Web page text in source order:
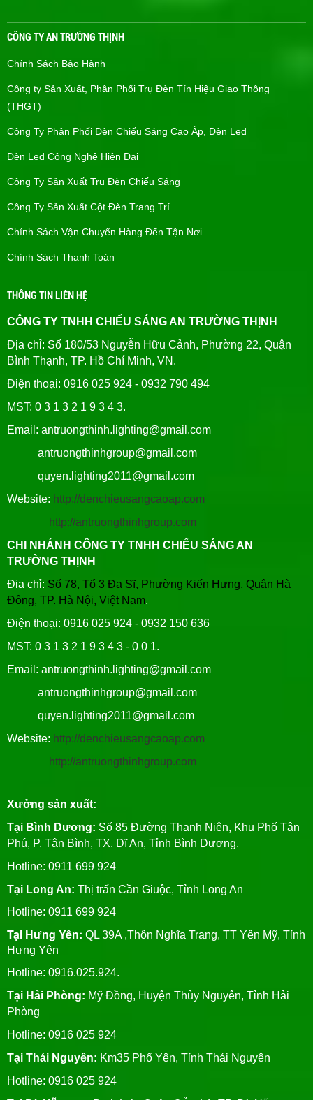
CÔNG TY AN TRƯỜNG THỊNH
Chính Sách Bảo Hành
Công ty Sản Xuất, Phân Phối Trụ Đèn Tín Hiệu Giao Thông
(THGT)
Công Ty Phân Phối Đèn Chiếu Sáng Cao Áp, Đèn Led
Đèn Led Công Nghệ Hiện Đại
Công Ty Sản Xuất Trụ Đèn Chiếu Sáng
Công Ty Sản Xuất Cột Đèn Trang Trí
Chính Sách Vận Chuyển Hàng Đến Tận Nơi
Chính Sách Thanh Toán
THÔNG TIN LIÊN HỆ
CÔNG TY TNHH CHIẾU SÁNG AN TRƯỜNG THỊNH
Địa chỉ: Số 180/53 Nguyễn Hữu Cảnh, Phường 22, Quận
Bình Thạnh, TP. Hồ Chí Minh, VN.
Điện thoại: 0916 025 924 - 0932 790 494
MST: 0 3 1 3 2 1 9 3 4 3.
Email: antruongthinh.lighting@gmail.com
antruongthinhgroup@gmail.com
quyen.lighting2011@gmail.com
Website: http://denchieusangcaoap.com
http://antruongthinhgroup.com
CHI NHÁNH CÔNG TY TNHH CHIẾU SÁNG AN
TRƯỜNG THỊNH
Địa chỉ: Số 78, Tổ 3 Đa Sĩ, Phường Kiến Hưng, Quận Hà
Đông, TP. Hà Nội, Việt Nam.
Điện thoại: 0916 025 924 - 0932 150 636
MST: 0 3 1 3 2 1 9 3 4 3 - 0 0 1.
Email: antruongthinh.lighting@gmail.com
antruongthinhgroup@gmail.com
quyen.lighting2011@gmail.com
Website: http://denchieusangcaoap.com
http://antruongthinhgroup.com
Xưởng sản xuất:
Tại Bình Dương: Số 85 Đường Thanh Niên, Khu Phố Tân
Phú, P. Tân Bình, TX. Dĩ An, Tỉnh Bình Dương.
Hotline: 0911 699 924
Tại Long An: Thị trấn Cần Giuộc, Tỉnh Long An
Hotline: 0911 699 924
Tại Hưng Yên: QL 39A ,Thôn Nghĩa Trang, TT Yên Mỹ, Tỉnh
Hưng Yên
Hotline: 0916.025.924.
Tại Hải Phòng: Mỹ Đồng, Huyện Thủy Nguyên, Tỉnh Hải
Phòng
Hotline: 0916 025 924
Tại Thái Nguyên: Km35 Phổ Yên, Tỉnh Thái Nguyên
Hotline: 0916 025 924